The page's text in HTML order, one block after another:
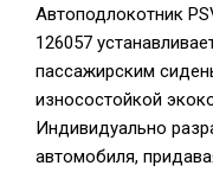
Автоподлокотник
126057
пассажирским
износостойкой
Индивидуально
автомобиля,